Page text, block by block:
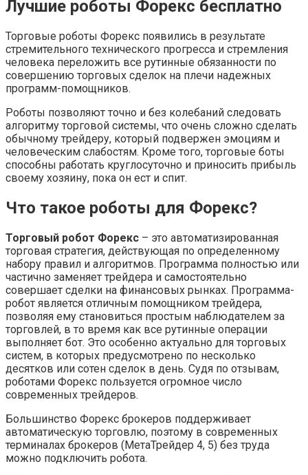
Лучшие роботы Форекс бесплатно
Торговые роботы Форекс появились в результате
стремительного технического прогресса и стремления
человека переложить все рутинные обязанности по
совершению торговых сделок на плечи надежных
программ-помощников.
Роботы позволяют точно и без колебаний следовать
алгоритму торговой системы, что очень сложно сделать
обычному трейдеру, который подвержен эмоциям и
человеческим слабостям. Кроме того, торговые боты
способны работать круглосуточно и приносить прибыль
своему хозяину, пока он ест и спит.
Что такое роботы для Форекс?
Торговый робот Форекс – это автоматизированная
торговая стратегия, действующая по определенному
набору правил и алгоритмов. Программа полностью или
частично заменяет трейдера и самостоятельно
совершает сделки на финансовых рынках. Программа-
робот является отличным помощником трейдера,
позволяя ему становиться простым наблюдателем за
торговлей, в то время как все рутинные операции
выполняет бот. Это особенно актуально для торговых
систем, в которых предусмотрено по несколько
десятков или сотен сделок в день. Судя по отзывам,
роботами Форекс пользуется огромное число
современных трейдеров.
Большинство Форекс брокеров поддерживает
автоматическую торговлю, поэтому в современных
терминалах брокеров (МетаТрейдер 4, 5) без труда
можно подключить робота.